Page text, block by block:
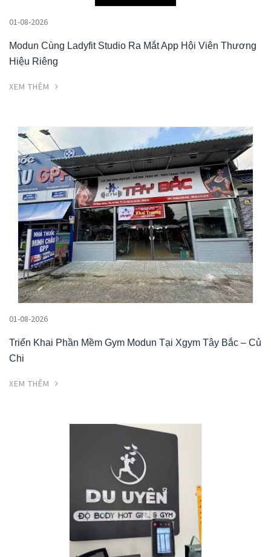
01-08-2026
Modun Cùng Ladyfit Studio Ra Mắt App Hội Viên Thương
Hiệu Riêng
XEM THÊM
01-08-2026
Triển Khai Phần Mềm Gym Modun Tại Xgym Tây Bắc – Củ
Chi
XEM THÊM